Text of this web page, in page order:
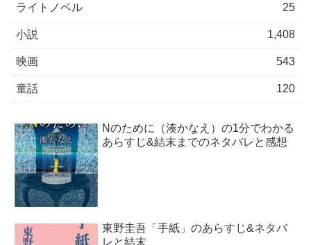
ライトノベル 25
小説 1,408
映画 543
童話 120
Nのために（湊かなえ）の1分でわかる
あらすじ&結末までのネタバレと感想
東野圭吾「手紙」のあらすじ&ネタバ
レと結末